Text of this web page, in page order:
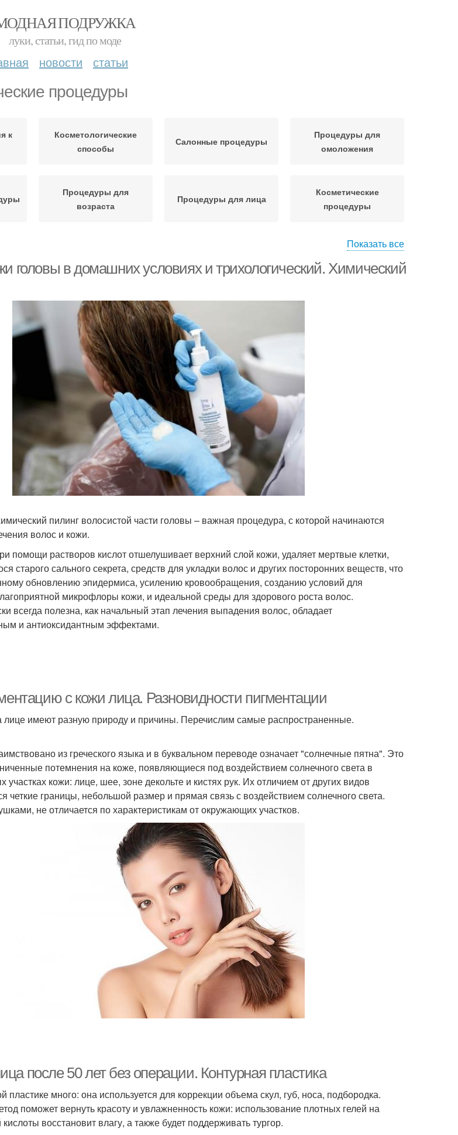
ПОДРУЖКА
луки, статьи, гид по моде
новости статьи
процедуры
к
Косметологические
способы
Салонные процедуры
Процедуры для
омоложения
Процедуры для
возраста
Процедуры для лица
Косметические
процедуры
морщинистого типа
типа
Показать все
головы в домашних условиях и трихологический. Химический
пилинг волосистой части головы – важная процедура, с которой начинаются
волос и кожи.
помощи растворов кислот отшелушивает верхний слой кожи, удаляет мертвые клетки,
старого сального секрета, средств для укладки волос и других посторонних веществ, что
обновлению эпидермиса, усилению кровообращения, созданию условий для
микрофлоры кожи, и идеальной среды для здорового роста волос.
всегда полезна, как начальный этап лечения выпадения волос, обладает
и антиоксидантным эффектами.
с кожи лица. Разновидности пигментации
лице имеют разную природу и причины. Перечислим самые распространенные.
из греческого языка и в буквальном переводе означает "солнечные пятна". Это
потемнения на коже, появляющиеся под воздействием солнечного света в
участках кожи: лице, шее, зоне декольте и кистях рук. Их отличием от других видов
четкие границы, небольшой размер и прямая связь с воздействием солнечного света.
не отличается по характеристикам от окружающих участков.
после 50 лет без операции. Контурная пластика
пластике много: она используется для коррекции объема скул, губ, носа, подбородка.
поможет вернуть красоту и увлажненность кожи: использование плотных гелей на
восстановит влагу, а также будет поддерживать тургор.